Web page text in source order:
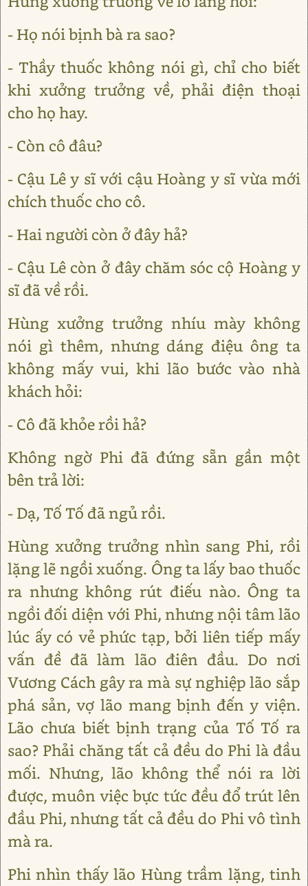
- Họ nói bịnh bà ra sao?
- Thầy thuốc không nói gì, chỉ cho biết
khi xưởng trưởng về, phải điện thoại
cho họ hay.
- Còn cô đâu?
- Cậu Lê y sĩ với cậu Hoàng y sĩ vừa mới
chích thuốc cho cô.
- Hai người còn ở đây hả?
- Cậu Lê còn ở đây chăm sóc cộ Hoàng y
sĩ đã về rồi.
Hùng xưởng trưởng nhíu mày không
nói gì thêm, nhưng dáng điệu ông ta
không mấy vui, khi lão bước vào nhà
khách hỏi:
- Cô đã khỏe rồi hả?
Không ngờ Phi đã đứng sẵn gần một
bên trả lời:
- Dạ, Tố Tố đã ngủ rồi.
Hùng xưởng trưởng nhìn sang Phi, rồi
lặng lẽ ngồi xuống. Ông ta lấy bao thuốc
ra nhưng không rút điếu nào. Ông ta
ngồi đối diện với Phi, nhưng nội tâm lão
lúc ấy có vẻ phức tạp, bởi liên tiếp mấy
vấn đề đã làm lão điên đầu. Do nơi
Vương Cách gây ra mà sự nghiệp lão sắp
phá sản, vợ lão mang bịnh đến y viện.
Lão chưa biết bịnh trạng của Tố Tố ra
sao? Phải chăng tất cả đều do Phi là đầu
mối. Nhưng, lão không thể nói ra lời
được, muôn việc bực tức đều đổ trút lên
đầu Phi, nhưng tất cả đều do Phi vô tình
mà ra.
Phi nhìn thấy lão Hùng trầm lặng, tinh